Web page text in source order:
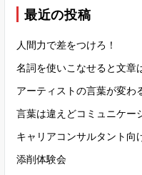
最近の投稿
人間力で差をつけろ！
名詞を使いこなせると文章
アーティストの言葉が変わ
言葉は違えどコミュニケー
キャリアコンサルタント向
添削体験会